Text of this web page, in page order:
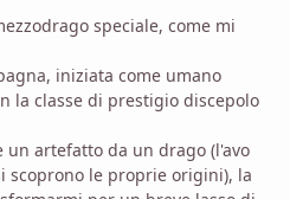
speciale, come mi
iniziata come umano
la classe di prestigio discepolo
un artefatto da un drago (l'avo
scoprono le proprie origini), la